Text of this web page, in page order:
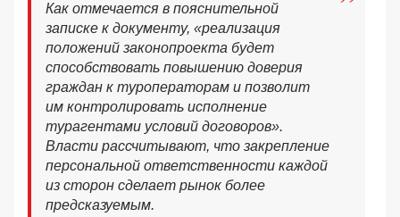
Как отмечается в пояснительной
записке к документу, «реализация
положений законопроекта будет
способствовать повышению доверия
граждан к туроператорам и позволит
им контролировать исполнение
турагентами условий договоров».
Власти рассчитывают, что закрепление
персональной ответственности каждой
из сторон сделает рынок более
предсказуемым.